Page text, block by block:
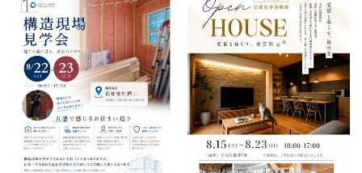
全国の展示場
北海道
札幌
東北
お近くのイベント
北海道
札幌
札幌
小樽
東北